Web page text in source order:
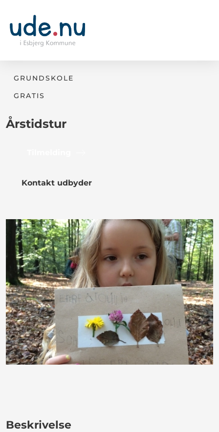
GRUNDSKOLE
GRATIS
Årstidstur
Kontakt udbyder
Beskrivelse